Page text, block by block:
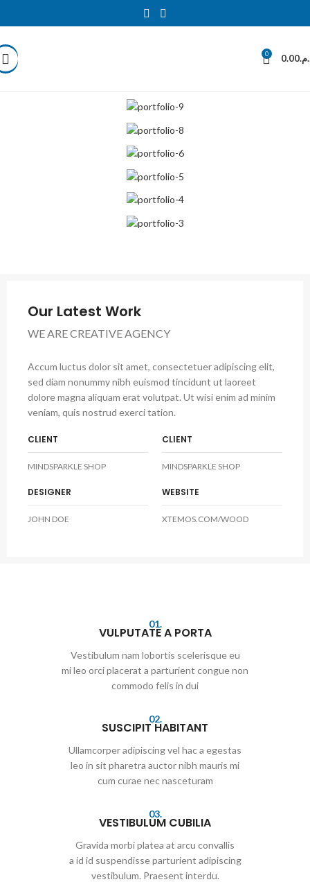
0 0.00
Our Latest Work
WE ARE CREATIVE AGENCY
Accum luctus dolor sit amet, consectetuer adipiscing elit,
sed diam nonummy nibh euismod tincidunt ut laoreet
dolore magna aliquam erat volutpat. Ut wisi enim ad minim
veniam, quis nostrud exerci tation.
CLIENT
MINDSPARKLE SHOP
CLIENT
MINDSPARKLE SHOP
DESIGNER
JOHN DOE
WEBSITE
XTEMOS.COM/WOOD
01.
VULPUTATE A PORTA
Vestibulum nam lobortis scelerisque eu
mi leo orci placerat a parturient congue non
commodo felis in dui
02.
SUSCIPIT HABITANT
Ullamcorper adipiscing vel hac a egestas
leo in sit pharetra auctor nibh mauris mi
cum curae nec nasceturam
03.
VESTIBULUM CUBILIA
Gravida morbi platea at arcu convallis
a id id suspendisse parturient adipiscing
vestibulum. Praesent interdu.